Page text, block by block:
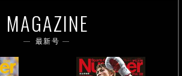
MAGAZINE
最新号